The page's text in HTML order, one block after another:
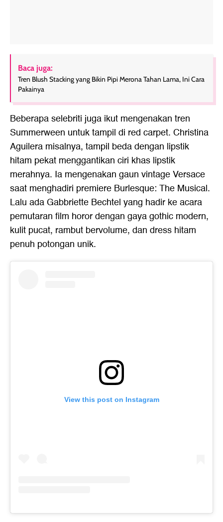
Baca juga:
Tren Blush Stacking yang Bikin Pipi Merona Tahan Lama, Ini Cara
Pakainya
Beberapa selebriti juga ikut mengenakan tren
Summerween untuk tampil di red carpet. Christina
Aguilera misalnya, tampil beda dengan lipstik
hitam pekat menggantikan ciri khas lipstik
merahnya. Ia mengenakan gaun vintage Versace
saat menghadiri premiere Burlesque: The Musical.
Lalu ada Gabbriette Bechtel yang hadir ke acara
pemutaran film horor dengan gaya gothic modern,
kulit pucat, rambut bervolume, dan dress hitam
penuh potongan unik.
View this post on Instagram